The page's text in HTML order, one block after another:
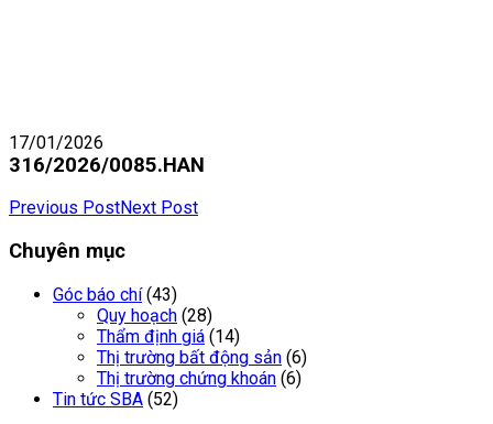
17/01/2026
316/2026/0085.HAN
Previous PostNext Post
Chuyên mục
Góc báo chí (43)
Quy hoạch (28)
Thẩm định giá (14)
Thị trường bất động sản (6)
Thị trường chứng khoán (6)
Tin tức SBA (52)